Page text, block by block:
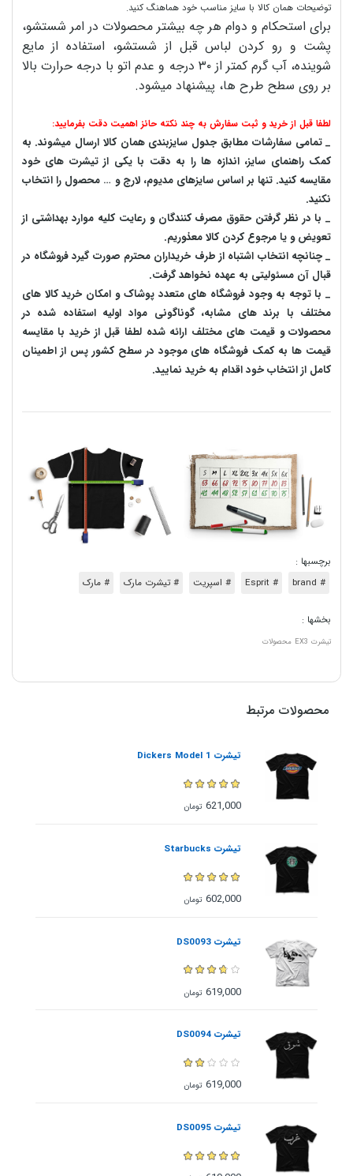
توضیحات همان کالا با سایز مناسب خود هماهنگ کنید.
برای استحکام و دوام هر چه بیشتر محصولات در امر شستشو،
پشت و رو کردن لباس قبل از شستشو، استفاده از مایع
شوینده، آب گرم کمتر از ۳۰ درجه و عدم اتو با درجه حرارت بالا
بر روی سطح طرح ها، پیشنهاد میشود.
لطفا قبل از خرید و ثبت سفارش به چند نکته حائز اهمیت دقت بفرمایید:
_ تمامی سفارشات مطابق جدول سایزبندی همان کالا ارسال میشوند. به
کمک راهنمای سایز، اندازه ها را به دقت با یکی از تیشرت های خود
مقایسه کنید. تنها بر اساس سایزهای مدیوم، لارج و … محصول را انتخاب
نکنید.
_ با در نظر گرفتن حقوق مصرف کنندگان و رعایت کلیه موارد بهداشتی از
تعویض و یا مرجوع کردن کالا معذوریم.
_ چنانچه انتخاب اشتباه از طرف خریداران محترم صورت گیرد فروشگاه در
قبال آن مسئولیتی به عهده نخواهد گرفت.
_ با توجه به‌ وجود فروشگاه های متعدد‌ پوشاک و امکان خرید کالا های
مختلف با برند های مشابه، گوناگونی مواد اولیه استفاده شده در
محصولات و قیمت های مختلف ارائه شده لطفا قبل از خرید با مقایسه
قیمت ها به کمک فروشگاه های موجود در سطح کشور پس از اطمینان
کامل از انتخاب خود اقدام به خرید نمایید.
برچسبها :
# brand
# Esprit # اسپریت # تیشرت مارک # مارک
بخشها :
تیشرت EX3 محصولات
محصولات مرتبط
تیشرت Dickers Model 1
621,000 تومان
تیشرت Starbucks
602,000 تومان
تیشرت DS0093
619,000 تومان
تیشرت DS0094
619,000 تومان
تیشرت DS0095